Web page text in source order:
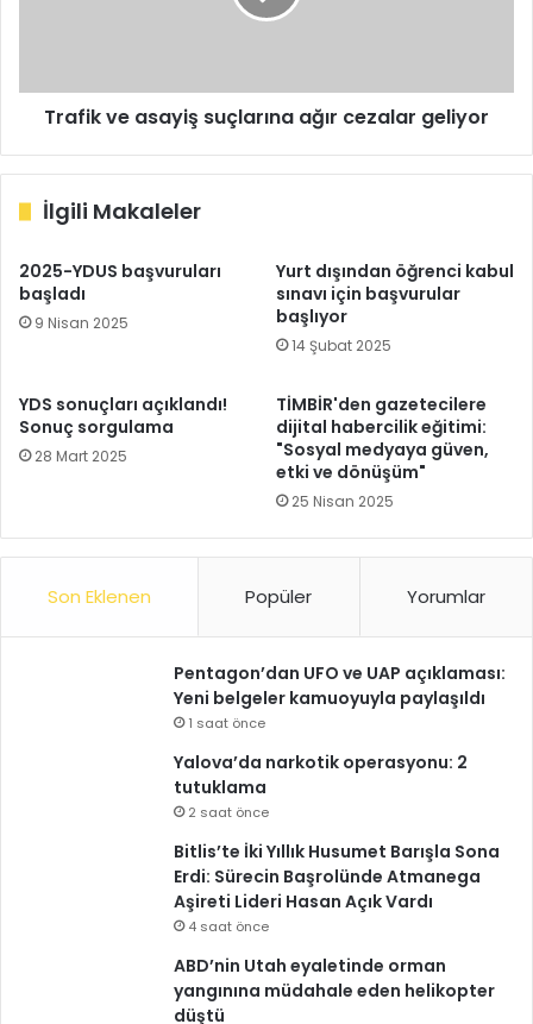
Trafik ve asayiş suçlarına ağır cezalar geliyor
İlgili Makaleler
2025-YDUS başvuruları
başladı
9 Nisan 2025
Yurt dışından öğrenci kabul
sınavı için başvurular
başlıyor
14 Şubat 2025
YDS sonuçları açıklandı!
Sonuç sorgulama
28 Mart 2025
TİMBİR'den gazetecilere
dijital habercilik eğitimi:
"Sosyal medyaya güven,
etki ve dönüşüm"
25 Nisan 2025
Son Eklenen Popüler Yorumlar
Pentagon’dan UFO ve UAP açıklaması:
Yeni belgeler kamuoyuyla paylaşıldı
1 saat önce
Yalova’da narkotik operasyonu: 2
tutuklama
2 saat önce
Bitlis’te İki Yıllık Husumet Barışla Sona
Erdi: Sürecin Başrolünde Atmanega
Aşireti Lideri Hasan Açık Vardı
4 saat önce
ABD’nin Utah eyaletinde orman
yangınına müdahale eden helikopter
düştü